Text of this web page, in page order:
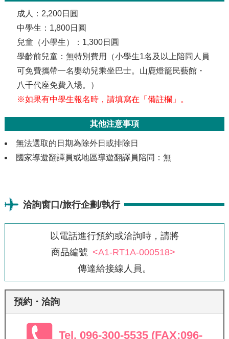
成人：2,200日圓
中學生：1,800日圓
兒童（小學生）：1,300日圓
學齡前兒童：無特別費用（小學生1名及以上陪同人員
可免費攜帶一名嬰幼兒乘坐巴士。山鹿燈籠民藝館・
八千代座免費入場。）
※如果有中學生報名時，請填寫在「備註欄」。
其他注意事項
無法選取的日期為除外日或排除日
國家導遊翻譯員或地區導遊翻譯員陪同：無
洽詢窗口/旅行企劃/執行
以電話進行預約或洽詢時，請將
商品編號 <A1-RT1A-000518>
傳達給接線人員。
預約・洽詢
Tel. 096-300-5535 (FAX:096-